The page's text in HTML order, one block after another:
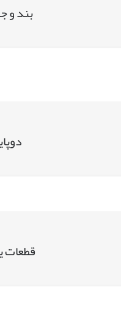
بند و
قطعات